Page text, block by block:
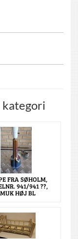
FRA SØHOLM,
941/941 ??,
HØJ BL